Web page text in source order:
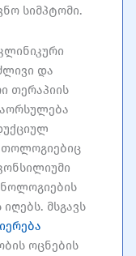
სიმპტომი.
და
თერაპიის
მსგავს
ოცნების